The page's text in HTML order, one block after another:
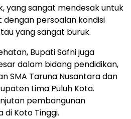
yang sangat mendesak untuk
dengan persoalan kondisi
yang sangat buruk.
Bupati Safni juga
dalam bidang pendidikan,
SMA Taruna Nusantara dan
Lima Puluh Kota.
pembangunan
di Koto Tinggi.